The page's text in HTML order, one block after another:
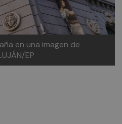
en una imagen de
EP